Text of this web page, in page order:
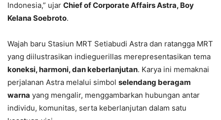
Indonesia,” ujar Chief of Corporate Affairs Astra, Boy
Kelana Soebroto.
Wajah baru Stasiun MRT Setiabudi Astra dan ratangga MRT
yang diilustrasikan indieguerillas merepresentasikan tema
koneksi, harmoni, dan keberlanjutan. Karya ini memaknai
perjalanan Astra melalui simbol selendang beragam
warna yang mengalir, menggambarkan hubungan antar
individu, komunitas, serta keberlanjutan dalam satu